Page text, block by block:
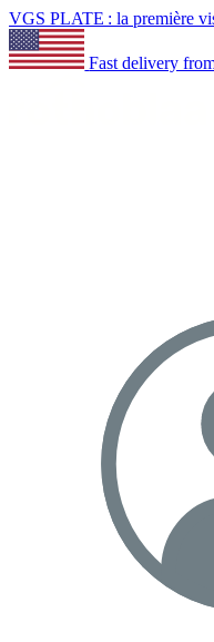
VGS PLATE : la première
Fast delivery